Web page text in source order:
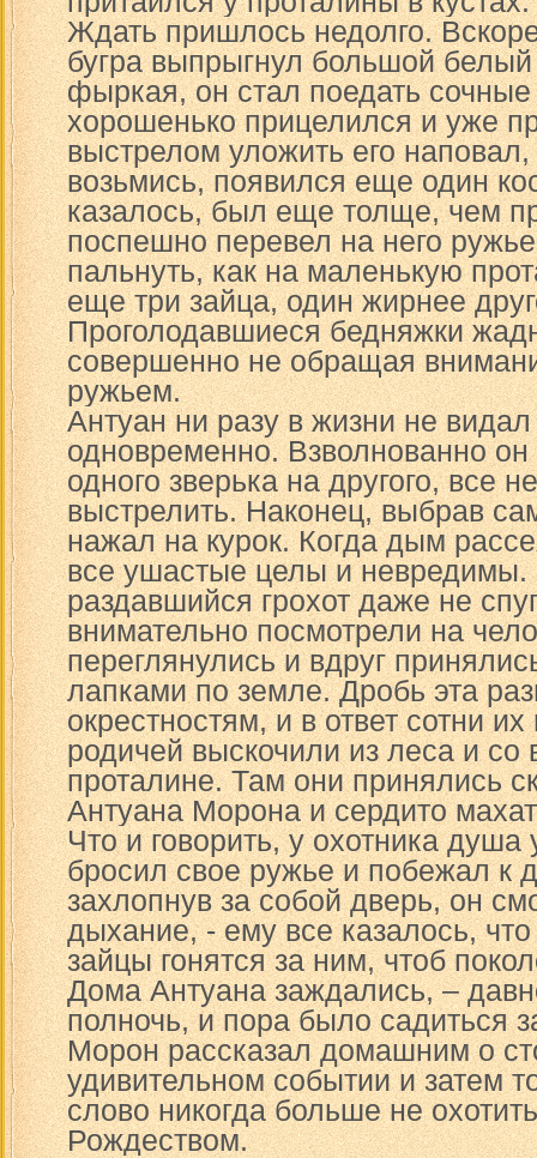
Ждать пришлось недолго.
бугра выпрыгнул большой
фыркая, он стал поедать
хорошенько прицелился и уже
выстрелом уложить его наповал,
возьмись, появился еще один
казалось, был еще толще, чем
поспешно перевел на него
пальнуть, как на маленькую
еще три зайца, один жирнее
Проголодавшиеся бедняжки
совершенно не обращая
ружьем.
Антуан ни разу в жизни не видал
одновременно. Взволнованно
одного зверька на другого, все
выстрелить. Наконец, выбрав
нажал на курок. Когда дым
все ушастые целы и невредимы.
раздавшийся грохот даже не
внимательно посмотрели на
переглянулись и вдруг
лапками по земле. Дробь эта
окрестностям, и в ответ сотни
родичей выскочили из леса и со
проталине. Там они принялись
Антуана Морона и сердито
Что и говорить, у охотника
бросил свое ружье и побежал к
захлопнув за собой дверь, он
дыхание, - ему все казалось,
зайцы гонятся за ним, чтоб
Дома Антуана заждались, –
полночь, и пора было садиться
Морон рассказал домашним о
удивительном событии и затем
слово никогда больше не
Рождеством.